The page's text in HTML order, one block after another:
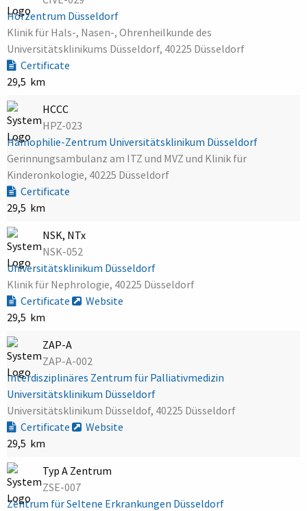
Hörzentrum Düsseldorf
Klinik für Hals-, Nasen-, Ohrenheilkunde des
Universitätsklinikums Düsseldorf, 40225 Düsseldorf
Certificate
29,5 km
HCCC
HPZ-023
Hämophilie-Zentrum Universitätsklinikum Düsseldorf
Gerinnungsambulanz am ITZ und MVZ und Klinik für
Kinderonkologie, 40225 Düsseldorf
Certificate
29,5 km
NSK, NTx
NSK-052
Universitätsklinikum Düsseldorf
Klinik für Nephrologie, 40225 Düsseldorf
Certificate
Website
29,5 km
ZAP-A
ZAP-A-002
Interdisziplinäres Zentrum für Palliativmedizin
Universitätsklinikum Düsseldorf
Universitätsklinikum Düsseldof, 40225 Düsseldorf
Certificate
Website
29,5 km
Typ A Zentrum
ZSE-007
Zentrum für Seltene Erkrankungen Düsseldorf